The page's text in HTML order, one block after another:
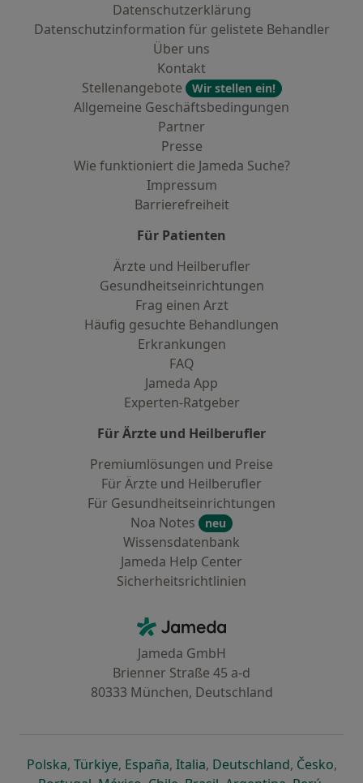
Datenschutzerklärung
Datenschutzinformation für gelistete Behandler
Über uns
Kontakt
Stellenangebote
Wir stellen ein!
Allgemeine Geschäftsbedingungen
Partner
Presse
Wie funktioniert die Jameda Suche?
Impressum
Barrierefreiheit
Für Patienten
Ärzte und Heilberufler
Gesundheitseinrichtungen
Frag einen Arzt
Häufig gesuchte Behandlungen
Erkrankungen
FAQ
Jameda App
Experten-Ratgeber
Für Ärzte und Heilberufler
Premiumlösungen und Preise
Für Ärzte und Heilberufler
Für Gesundheitseinrichtungen
Noa Notes
neu
Wissensdatenbank
Jameda Help Center
Sicherheitsrichtlinien
Jameda - Startseite
Jameda GmbH
Brienner Straße 45 a-d
80333 München, Deutschland
Polskaöffnet in einer neuen Registerkarte
, Türkiyeöffnet in einer neuen Registerkarte
, Españaöffnet in einer neuen
, Italiaöffnet in einer neuen
, Deutschlandöffnet in
, Česko,